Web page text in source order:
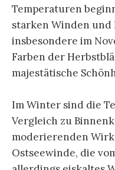
Temperaturen
starken Winden und
insbesondere im
Farben der
majestätische
Im Winter sind die
Vergleich zu
moderierenden
Ostseewinde, die